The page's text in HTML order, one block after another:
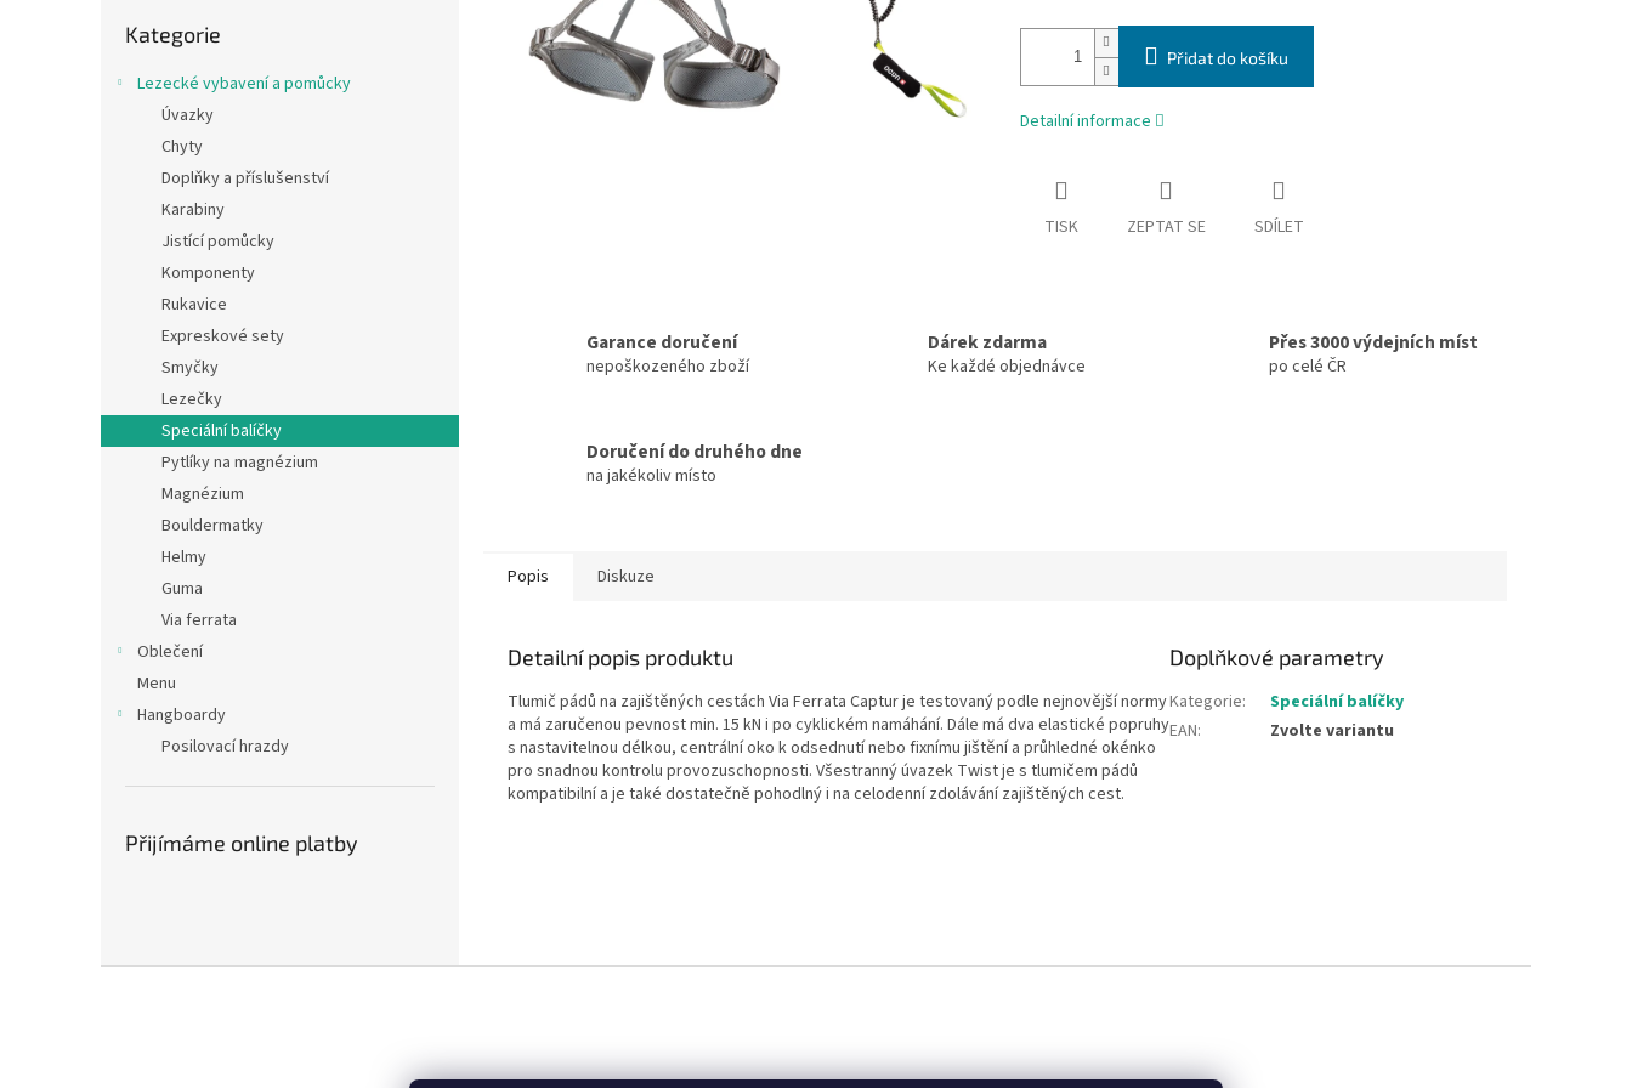
kategorie
Kategorie
Lezecké vybavení a pomůcky
Úvazky
Chyty
Doplňky a příslušenství
Karabiny
Jistící pomůcky
Komponenty
Rukavice
Expreskové sety
Smyčky
Lezečky
Speciální balíčky
Pytlíky na magnézium
Magnézium
Bouldermatky
Helmy
Guma
Via ferrata
Oblečení
Menu
Hangboardy
Posilovací hrazdy
Přijímáme online platby
Přidat do košíku
Detailní informace
TISK ZEPTAT SE SDÍLET
Garance doručení
nepoškozeného zboží
Dárek zdarma
Ke každé objednávce
Přes 3000 výdejních míst
po celé ČR
Doručení do druhého dne
na jakékoliv místo
Popis Diskuze
Detailní popis produktu
Tlumič pádů na zajištěných cestách Via Ferrata Captur je testovaný podle nejnovější normy
a má zaručenou pevnost min. 15 kN i po cyklickém namáhání. Dále má dva elastické popruhy
s nastavitelnou délkou, centrální oko k odsednutí nebo fixnímu jištění a průhledné okénko
pro snadnou kontrolu provozuschopnosti. Všestranný úvazek Twist je s tlumičem pádů
kompatibilní a je také dostatečně pohodlný i na celodenní zdolávání zajištěných cest.
Doplňkové parametry
Kategorie:
Speciální balíčky
EAN: Zvolte variantu